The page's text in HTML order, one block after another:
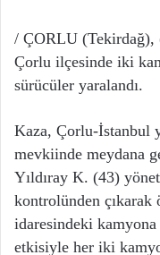
/ ÇORLU (Tekirdağ),
Çorlu ilçesinde iki
sürücüler yaralandı.
Kaza, Çorlu-İstanbul
mevkiinde meydana
Yıldıray K. (43)
kontrolünden
idaresindeki kamyona
etkisiyle her iki